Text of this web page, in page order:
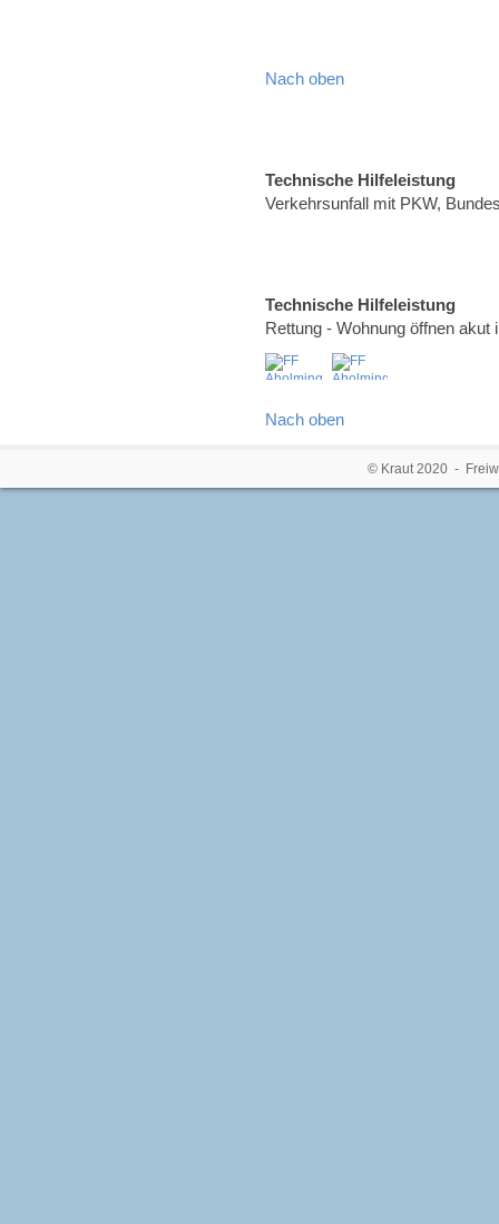
Nach oben
Technische Hilfeleistung
Verkehrsunfall mit PKW,
Technische Hilfeleistung
Rettung - Wohnung öffnen
Nach oben
© Kraut 2020 -